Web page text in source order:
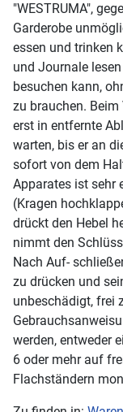
"WESTRUMA",
Garderobe
essen und trinken
und Journale
besuchen kann,
zu brauchen.
erst in entfernte
warten, bis er an
sofort von dem
Apparates ist sehr
(Kragen
drückt den Hebel
nimmt den
Nach Auf-
zu drücken und
unbeschädigt, frei
werden, entweder
6 oder mehr auf
Flachständern